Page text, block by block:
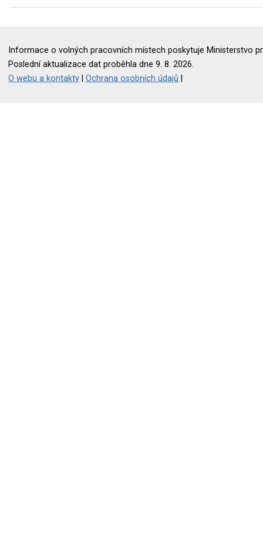
Informace o volných pracovních místech poskytuje Ministerstvo
Poslední aktualizace dat proběhla dne 9. 8. 2026.
O webu a kontakty |Ochrana osobních údajů